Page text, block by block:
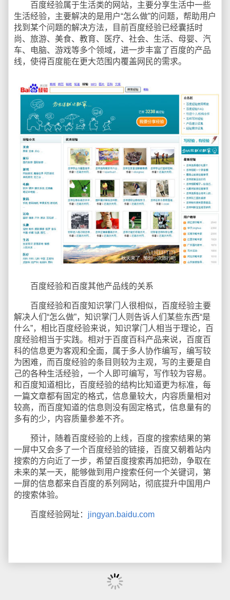
百度经验属于生活类的网站，主要分享生活中一些
生活经验，主要解决的是用户“怎么做”的问题，帮助用户
找到某个问题的解决方法，目前百度经验已经囊括时
尚、旅游、美食、教育、医疗、社会、生活、母婴、汽
车、电脑、游戏等多个领域，进一步丰富了百度的产品
线，使得百度能在更大范围内覆盖网民的需求。
百度经验和百度其他产品线的关系
百度经验和百度知识掌门人很相似，百度经验主要
解决人们“怎么做”，知识掌门人则告诉人们某些东西“是
什么”，相比百度经验来说，知识掌门人相当于理论，百
度经验相当于实践。相对于百度百科产品来说，百度百
科的信息更为客观和全面，属于多人协作编写，编写较
为困难，而百度经验的条目则较为主观，写的主要是自
己的各种生活经验，一个人即可编写，写作较为容易。
和百度知道相比，百度经验的结构比知道更为标准，每
一篇文章都有固定的格式，信息量较大，内容质量相对
较高，而百度知道的信息则没有固定格式，信息量有的
多有的少，内容质量参差不齐。
预计，随着百度经验的上线，百度的搜索结果的第
一屏中又会多了一个百度经验的链接，百度又朝着站内
搜索的方向近了一步，希望百度搜索再加把劲，争取在
未来的某一天，能够做到用户搜索任何一个关键词，第
一屏的信息都来自百度的系列网站，彻底提升中国用户
的搜索体验。
百度经验网址： jingyan.baidu.com